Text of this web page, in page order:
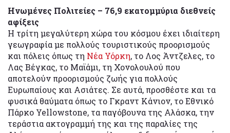
Ηνωμένες Πολιτείες – 76,9 εκατομμύρια διεθνείς
αφίξεις
Η τρίτη μεγαλύτερη χώρα του κόσμου έχει ιδιαίτερη
γεωγραφία με πολλούς τουριστικούς προορισμούς
και πόλεις όπως τη Νέα Υόρκη, το Λος Άντζελες, το
Λας Βέγκας, το Μαϊάμι, τη Χονολουλού που
αποτελούν προορισμούς ζωής για πολλούς
Ευρωπαίους και Ασιάτες. Σε αυτά, προσθέστε και τα
φυσικά θαύματα όπως το Γκραντ Κάνιον, το Εθνικό
Πάρκο Yellowstone, τα παγόβουνα της Αλάσκα, την
τεράστια ακτογραμμή της και της παραλίες της